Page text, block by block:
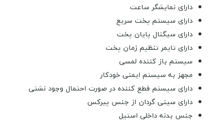
دارای نمایشگر ساعت
دارای سیستم پخت سریع
دارای سیگنال پایان پخت
دارای تایمر تنظیم زمان پخت
سیستم باز کننده لمسی
مجهز به سیستم ایمنی خودکار
دارای سیستم قطع کننده در صورت احتمال وجود نشتی
دارای سینی گردان از جنس پیرکس
جنس بدنه داخلی استیل